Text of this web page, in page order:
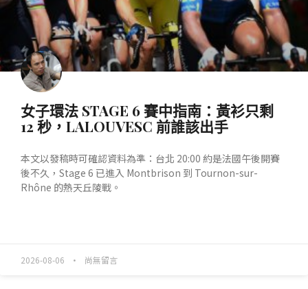
女子環法 STAGE 6 賽中指南：黃衫只剩
12 秒，LALOUVESC 前誰該出手
本文以發稿時可確認資料為準：台北 20:00 約是法國午後開賽
後不久，Stage 6 已進入 Montbrison 到 Tournon-sur-
Rhône 的熱天丘陵戰。
2026-08-06 尚無留言